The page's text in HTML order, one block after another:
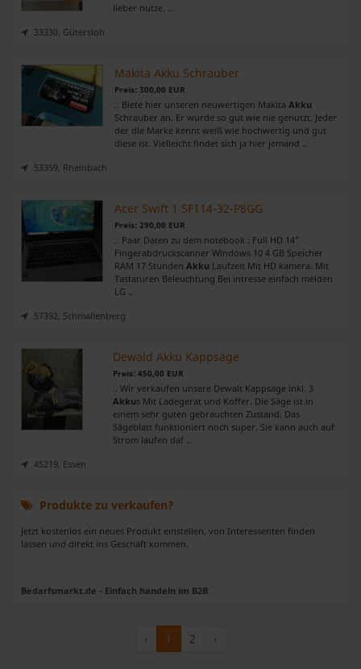
zu können und die Zugriffe auf unsere Website zu
Verwendung unserer Website an unsere Partner für
soziale Medien, Werbung und Analysen weiter. Unsere
Partner führen diese Informationen möglicherweise mit
weiteren Daten zusammen, die Sie ihnen bereitgestellt
gesammelt haben.
lieber nutze. ..
33330, Gütersloh
Makita Akku Schrauber
Preis: 300,00 EUR
.. Biete hier unseren neuwertigen Makita Akku
Schrauber an. Er wurde so gut wie nie genutzt. Jeder
der die Marke kennt weiß wie hochwertig und gut
diese ist. Vielleicht findet sich ja hier jemand ..
53359, Rheinbach
Acer Swift 1 SF114-32-P8GG
Preis: 290,00 EUR
.. Paar Daten zu dem notebook : Full HD 14"
Fingerabdruckscanner Windows 10 4 GB Speicher
RAM 17 Stunden Akku Laufzeit Mit HD kamera. Mit
Tastaturen Beleuchtung Bei intresse einfach melden
LG ..
57392, Schmallenberg
Dewald Akku Kappsäge
Preis: 450,00 EUR
.. Wir verkaufen unsere Dewalt Kappsäge inkl. 3
Akkus Mit Ladegerät und Koffer. Die Säge ist in
einem sehr guten gebrauchten Zustand. Das
Sägeblatt funktioniert noch super. Sie kann auch auf
Strom laufen daf ..
45219, Essen
Produkte zu verkaufen?
Jetzt kostenlos ein neues Produkt einstellen, von Interessenten finden
lassen und direkt ins Geschäft kommen.
Bedarfsmarkt.de - Einfach handeln im B2B
‹ 1 2 ›